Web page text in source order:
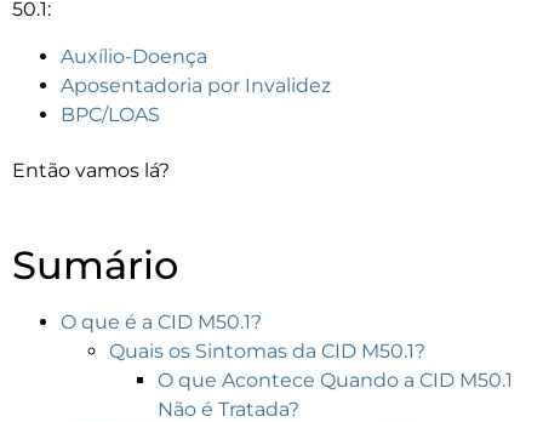
50.1:
Auxílio-Doença
Aposentadoria por Invalidez
BPC/LOAS
Então vamos lá?
Sumário
O que é a CID M50.1?
Quais os Sintomas da CID M50.1?
O que Acontece Quando a CID M50.1
Não é Tratada?